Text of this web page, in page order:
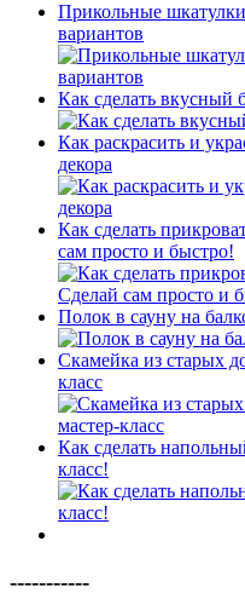
Прикольные
вариантов
Как сделать вкусный
Как раскрасить и
декора
Как сделать
сам просто и быстро!
Полок в сауну на
Скамейка из старых
класс
Как сделать
класс!
-----------